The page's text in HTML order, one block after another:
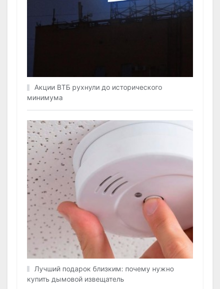
Акции ВТБ рухнули до исторического
минимума
Лучший подарок близким: почему нужно
купить дымовой извещатель